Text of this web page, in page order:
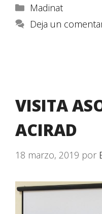
Madinat
Deja un
VISITA
ACIRAD
18 marzo, 2019 por